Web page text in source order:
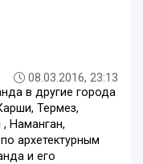
08.03.2016, 23:13
в другие города
Термез,
Наманган,
архетектурным
и его